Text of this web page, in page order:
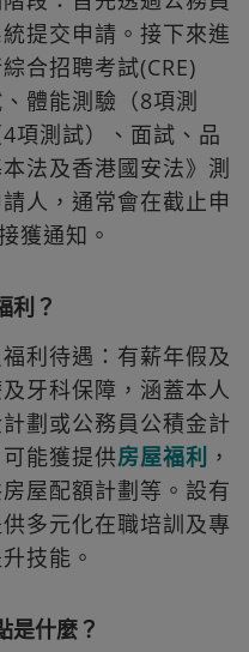
提交申請。接下來進
合招聘考試(CRE)
體能測驗（8項測
項測試）、面試、品
法及香港國安法》測
人，通常會在截止申
獲通知。
利？
利待遇：有薪年假及
牙科保障，涵蓋本人
劃或公務員公積金計
能獲提供房屋福利 ，
屋配額計劃等。設有
多元化在職培訓及專
技能。
是什麼？